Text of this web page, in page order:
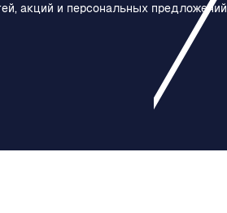
акций и персональных предложений